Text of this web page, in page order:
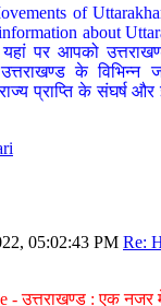
of
about
पर आपको
के विभिन्न
प्राप्ति के संघर्ष
05:02:43 PM Re:
- उत्तराखण्ड : एक नजर